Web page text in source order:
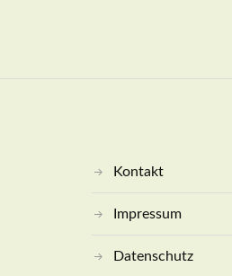
Kontakt
Impressum
Datenschutz